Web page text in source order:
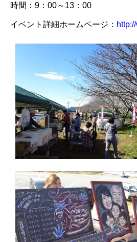
時間：9：00～13：00
イベント詳細ホームページ：